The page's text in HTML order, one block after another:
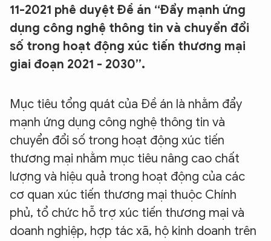
11-2021 phê duyệt Đề án “Đẩy mạnh ứng
dụng công nghệ thông tin và chuyển đổi
số trong hoạt động xúc tiến thương mại
giai đoạn 2021 - 2030”.
Mục tiêu tổng quát của Đề án là nhằm đẩy
mạnh ứng dụng công nghệ thông tin và
chuyển đổi số trong hoạt động xúc tiến
thương mại nhằm mục tiêu nâng cao chất
lượng và hiệu quả trong hoạt động của các
cơ quan xúc tiến thương mại thuộc Chính
phủ, tổ chức hỗ trợ xúc tiến thương mại và
doanh nghiệp, hợp tác xã, hộ kinh doanh trên